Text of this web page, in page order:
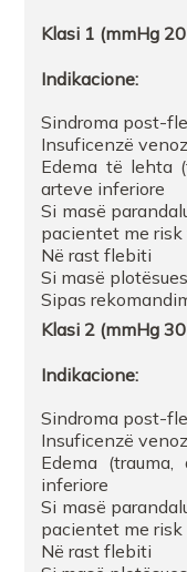
FARMACI INA CELA
Farmaci Blue
Farmaci Elda
FARMACI RUBINI
Farmaci GEGA
FARMACI MISHEL
FARMACI SHABA
Klasi 1 (mmHg
Indikacione:
Sindroma post-
Insuficenzë
Edema të lehta
arteve inferiore
Si masë
pacientet me
Në rast flebiti
Si masë
Sipas
Klasi 2 (mmHg
Indikacione:
Sindroma post-
Insuficenzë
Edema
inferiore
Si masë
pacientet me
Në rast flebiti